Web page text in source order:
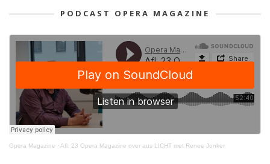
PODCAST OPERA MAGAZINE
Opera Magazine · Afl. 23 Opera Magazine over aus LICHT met Renee Jonker